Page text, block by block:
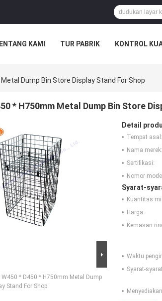
KAMI TUR PABRIK KONTROL
Dump Bin Store Display Stand For Shop
* H750mm Metal Dump Bin Store
W450 * D450 * H750mm Metal Dump
Stand For Shop
Detail
Tempat asal:
Nama merek:
Sertifikasi:
Nomor
Syarat-
Kuantitas
Harga:
Kemasan
Waktu
Syarat-